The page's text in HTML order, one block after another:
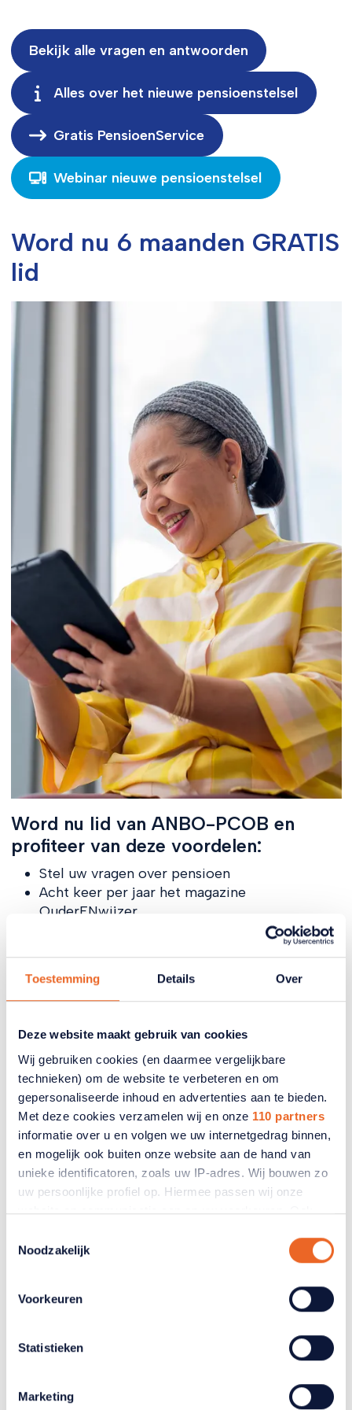
Toestemming Details Over
Deze website maakt gebruik van cookies
Wij gebruiken cookies (en daarmee vergelijkbare
technieken) om de website te verbeteren en om
gepersonaliseerde inhoud en advertenties aan te bieden.
Met deze cookies verzamelen wij en onze 110 partners
informatie over u en volgen we uw internetgedrag binnen,
en mogelijk ook buiten onze website aan de hand van
unieke identificatoren, zoals uw IP-adres. Wij bouwen zo
uw persoonlijke profiel op. Hiermee passen wij onze
website en communicatie aan op uw voorkeuren. Ook
van uw recente internetgedrag. Ook delen we mogelijk
partners voor social media, adverteren en analyse. Deze
partners kunnen deze gegevens combineren met andere
verzameld op basis van uw gebruik van hun services.
Verandert u later van gedachten? U kunt uw voorkeuren
op het blauwe icoontje linksonder.
Noodzakelijk
Voorkeuren
Statistieken
Marketing
Bekijk alle vragen en antwoorden
Alles over het nieuwe pensioenstelsel
Gratis PensioenService
Webinar nieuwe pensioenstelsel
Word nu 6 maanden GRATIS
lid
Word nu lid van ANBO-PCOB en
profiteer van deze voordelen:
Stel uw vragen over pensioen
Acht keer per jaar het magazine
OuderENwijzer
Voordeel via het ANBO-PCOB Zorgcollectief
Ontmoetingen met andere leden, lokaal en
digitaal via het Trefpunt
slechts €4 per maand)
Word nu lid
Gerelateerde artikelen